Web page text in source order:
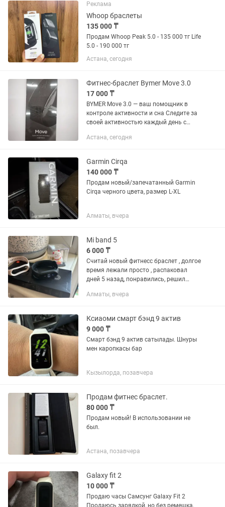
Реклама
Whoop браслеты
135 000 ₸
Продам Whoop Peak 5.0 - 135 000 тг Life
5.0 - 190 000 тг
Астана, сегодня
Фитнес-браслет Bymer Move 3.0
17 000 ₸
BYMER Move 3.0 — ваш помощник в
контроле активности и сна Следите за
своей активностью каждый день с
Устройство помогает учитывать шаги,
Астана, сегодня
Garmin Cirqa
140 000 ₸
Продам новый/запечатанный Garmin
Cirqa черного цвета, размер L-XL
Алматы, вчера
Mi band 5
6 000 ₸
Считай новый фитнесс браслет , долгое
время лежали просто , распаковал
дней 5 назад, понравились, решил
еще чехол один в подарок новый ,
Алматы, вчера
Ксиаоми смарт бэнд 9 актив
9 000 ₸
Смарт бэнд 9 актив сатылады. Шнуры
мен каропкасы бар
Кызылорда, позавчера
Продам фитнес браслет.
80 000 ₸
Продам новый! В использовании не
был.
Астана, позавчера
Galaxy fit 2
10 000 ₸
Продаю часы Самсунг Galaxy Fit 2
Продаюсь зарядкой, но без ремешка,